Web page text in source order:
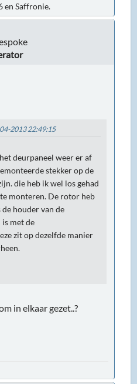
en Saffronie.
2013 22:49:15
deurpaneel weer er af
stekker op de
die heb ik wel los gehad
monteren. De rotor heb
houder van de
met de
zit op dezelfde manier
in elkaar gezet..?